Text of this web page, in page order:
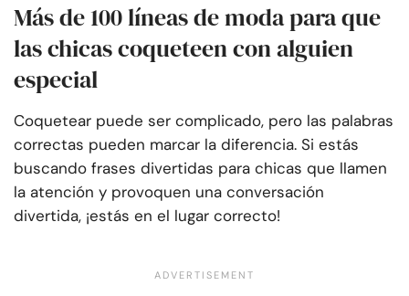
Más de 100 líneas de moda para que
las chicas coqueteen con alguien
especial
Coquetear puede ser complicado, pero las palabras
correctas pueden marcar la diferencia. Si estás
buscando frases divertidas para chicas que llamen
la atención y provoquen una conversación
divertida, ¡estás en el lugar correcto!